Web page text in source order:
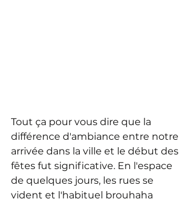
Tout ça pour vous dire que la
différence d'ambiance entre notre
arrivée dans la ville et le début des
fêtes fut significative. En l'espace
de quelques jours, les rues se
vident et l'habituel brouhaha